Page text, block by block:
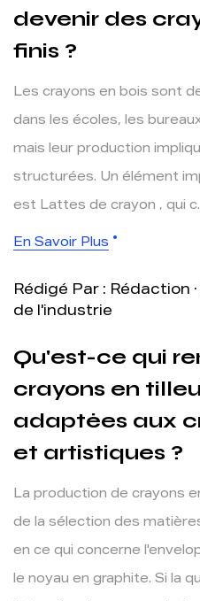
devenir des
finis ?
Les crayons en bois sont
dans les écoles, les
mais leur production
structurées. Un élément
est Lattes de crayon , qui
En Savoir Plus
Rédigé Par : Rédaction
de l'industrie
Qu'est-ce qui
crayons en
adaptées aux
et artistiques ?
La production de crayons
de la sélection des
en ce qui concerne
le noyau en graphite. Si la